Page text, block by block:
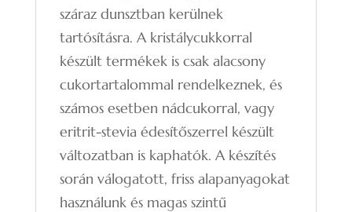
száraz dunsztban kerülnek
tartósításra. A kristálycukkorral
készült termékek is csak alacsony
cukortartalommal rendelkeznek, és
számos esetben nádcukorral, vagy
eritrit-stevia édesítőszerrel készült
változatban is kaphatók. A készítés
során válogatott, friss alapanyagokat
használunk és magas szintű